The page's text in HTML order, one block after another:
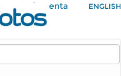
Mi Cuenta ENGLISH